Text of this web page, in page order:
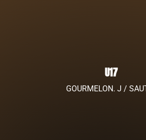
U17
GOURMELON. J /